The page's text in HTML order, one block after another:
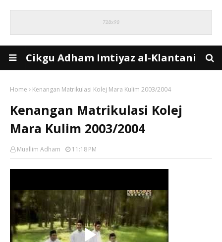
Cikgu Adham Imtiyaz al-Klantani
Home Kenangan Matrikulasi Kolej Mara Kulim 2003/2004
Kenangan Matrikulasi Kolej
Mara Kulim 2003/2004
Muallim Adham 11:18 PM